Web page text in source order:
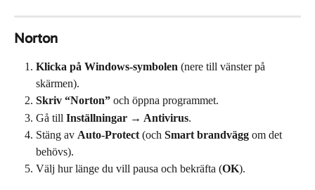
Norton
Klicka på Windows-symbolen (nere till vänster på
skärmen).
Skriv “Norton” och öppna programmet.
Gå till Inställningar → Antivirus.
Stäng av Auto-Protect (och Smart brandvägg om det
behövs).
Välj hur länge du vill pausa och bekräfta (OK).